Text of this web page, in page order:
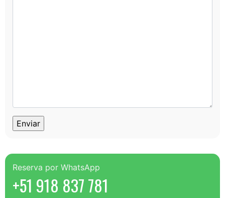
Reserva por WhatsApp
+51 918 837 781